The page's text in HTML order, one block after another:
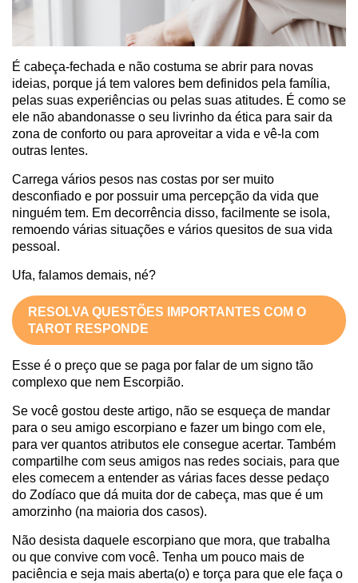
É cabeça-fechada e não costuma se abrir para novas
ideias, porque já tem valores bem definidos pela família,
pelas suas experiências ou pelas suas atitudes. É como se
ele não abandonasse o seu livrinho da ética para sair da
zona de conforto ou para aproveitar a vida e vê-la com
outras lentes.
Carrega vários pesos nas costas por ser muito
desconfiado e por possuir uma percepção da vida que
ninguém tem. Em decorrência disso, facilmente se isola,
remoendo várias situações e vários quesitos de sua vida
pessoal.
Ufa, falamos demais, né?
RESOLVA QUESTÕES IMPORTANTES COM O
TAROT RESPONDE
Esse é o preço que se paga por falar de um signo tão
complexo que nem Escorpião.
Se você gostou deste artigo, não se esqueça de mandar
para o seu amigo escorpiano e fazer um bingo com ele,
para ver quantos atributos ele consegue acertar. Também
compartilhe com seus amigos nas redes sociais, para que
eles comecem a entender as várias faces desse pedaço
do Zodíaco que dá muita dor de cabeça, mas que é um
amorzinho (na maioria dos casos).
Não desista daquele escorpiano que mora, que trabalha
ou que convive com você. Tenha um pouco mais de
paciência e seja mais aberta(o) e torça para que ele faça o